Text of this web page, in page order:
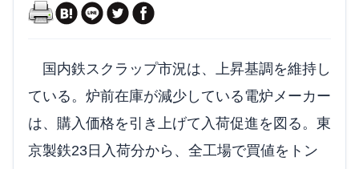
国内鉄スクラップ市況は、上昇基調を維持し
ている。炉前在庫が減少している電炉メーカー
は、購入価格を引き上げて入荷促進を図る。東
京製鉄23日入荷分から、全工場で買値をトン